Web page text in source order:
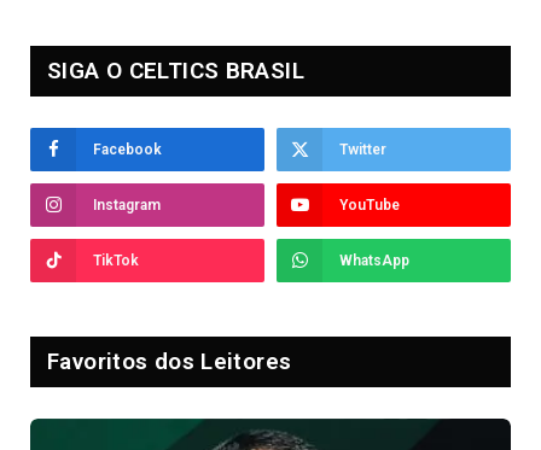
SIGA O CELTICS BRASIL
Facebook Twitter
Instagram YouTube
TikTok WhatsApp
Favoritos dos Leitores